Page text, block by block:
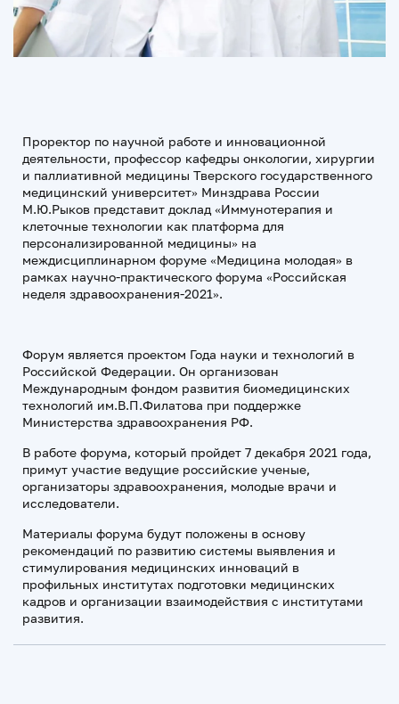
Проректор по научной работе и инновационной
деятельности, профессор кафедры онкологии, хирургии
и паллиативной медицины Тверского государственного
медицинский университет» Минздрава России
М.Ю.Рыков представит доклад «Иммунотерапия и
клеточные технологии как платформа для
персонализированной медицины» на
междисциплинарном форуме «Медицина молодая» в
рамках научно-практического форума «Российская
неделя здравоохранения-2021».
Форум является проектом Года науки и технологий в
Российской Федерации. Он организован
Международным фондом развития биомедицинских
технологий им.В.П.Филатова при поддержке
Министерства здравоохранения РФ.
В работе форума, который пройдет 7 декабря 2021 года,
примут участие ведущие российские ученые,
организаторы здравоохранения, молодые врачи и
исследователи.
Материалы форума будут положены в основу
рекомендаций по развитию системы выявления и
стимулирования медицинских инноваций в
профильных институтах подготовки медицинских
кадров и организации взаимодействия с институтами
развития.